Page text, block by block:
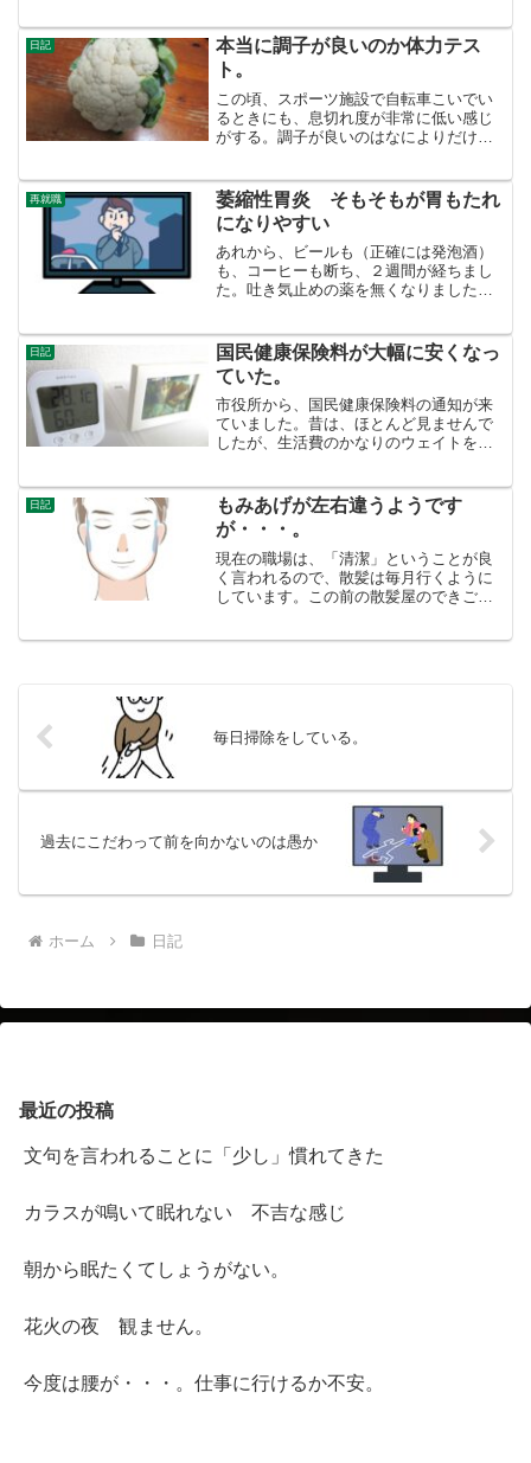
ナ免許証ですけれども、何でもマイナン
バーカード１枚で一本化...
日記
本当に調子が良いのか体力テス
ト。
この頃、スポーツ施設で自転車こいでい
るときにも、息切れ度が非常に低い感じ
がする。調子が良いのはなによりだけ
測定（自分で考えた）をしていない。テ
レビで、ゆるい有酸素運動が、...
再就職
萎縮性胃炎 そもそもが胃もたれ
になりやすい
あれから、ビールも（正確には発泡酒）
も、コーヒーも断ち、２週間が経ちまし
た。吐き気止めの薬を無くなりましたの
を飲んでいる時と飲んでいない時の差が
無くなりました。だから、...
日記
国民健康保険料が大幅に安くなっ
ていた。
市役所から、国民健康保険料の通知が来
ていました。昔は、ほとんど見ませんで
したが、生活費のかなりのウェイトを占
２，１００円。えっ、昨年までは、１ヶ
月１３，７４０円で高いなあと...
日記
もみあげが左右違うようです
が・・・。
現在の職場は、「清潔」ということが良
く言われるので、散髪は毎月行くように
しています。この前の散髪屋のできごと
毎日掃除をしている。
過去にこだわって前を向かないのは愚か
ホーム 日記
最近の投稿
文句を言われることに「少し」慣れてきた
カラスが鳴いて眠れない 不吉な感じ
朝から眠たくてしょうがない。
花火の夜 観ません。
今度は腰が・・・。仕事に行けるか不安。